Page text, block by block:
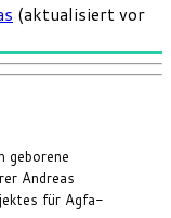
(aktualisiert vor
geborene
Andreas
für Agfa-